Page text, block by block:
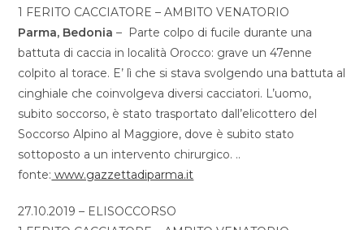
1 FERITO CACCIATORE – AMBITO VENATORIO
Parma, Bedonia – Parte colpo di fucile durante una
battuta di caccia in località Orocco: grave un 47enne
colpito al torace. E’ lì che si stava svolgendo una battuta al
cinghiale che coinvolgeva diversi cacciatori. L’uomo,
subito soccorso, è stato trasportato dall’elicottero del
Soccorso Alpino al Maggiore, dove è subito stato
sottoposto a un intervento chirurgico. ..
fonte: www.gazzettadiparma.it
27.10.2019 – ELISOCCORSO